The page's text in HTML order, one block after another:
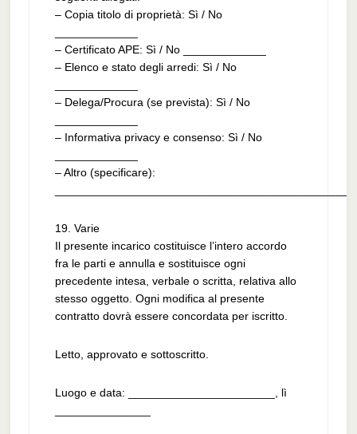
– Copia titolo di proprietà: Sì / No
– Certificato APE: Sì / No _____________
– Elenco e stato degli arredi: Sì / No
– Delega/Procura (se prevista): Sì / No
– Informativa privacy e consenso: Sì / No
– Altro (specificare):
19. Varie
Il presente incarico costituisce l’intero accordo
fra le parti e annulla e sostituisce ogni
precedente intesa, verbale o scritta, relativa allo
stesso oggetto. Ogni modifica al presente
contratto dovrà essere concordata per iscritto.
Letto, approvato e sottoscritto.
Luogo e data: _______________________, lì